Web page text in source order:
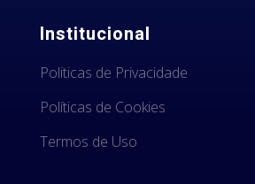
Institucional
Politicas de Privacidade
Políticas de Cookies
Termos de Uso